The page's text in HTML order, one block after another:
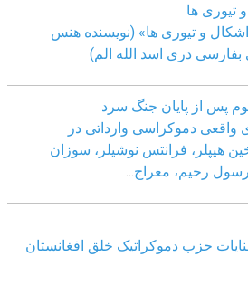
تيوری ها
و تيوری ها» (نويسنده هنس
بفارسی دری اسد الله الم)
پس از پایان جنگ سرد
واقعی دموکراسی وارداتی در
هیپلر، فرانتس نوشیلر، سوزان
رحیم، معراج
حزب دموکراتیک خلق افغانستان